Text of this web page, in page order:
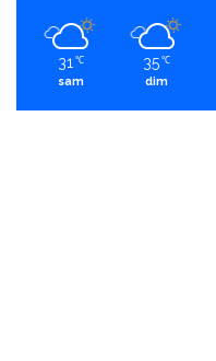
31 ℃
sam
35 ℃
dim